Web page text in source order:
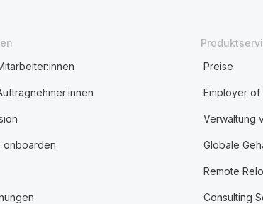
onboarden
Preise
Employer of
Verwaltung
Globale
Remote
Consulting